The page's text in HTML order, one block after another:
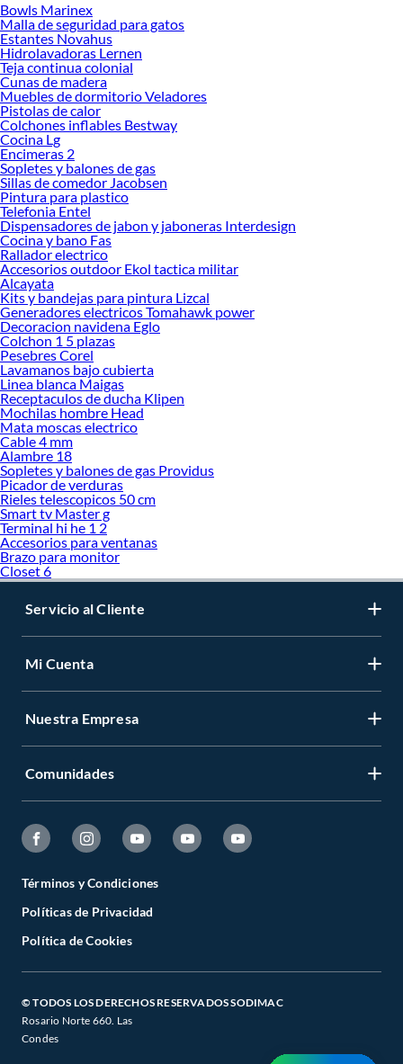
Desde remodelaciones hasta proyectos de decoración, estamos aquí para hacer
tus ideas realidad. ¡Visítanos y encuentra todo lo que tenemos para ofrecerte en
Cajas y maletas de herramientas!
Explora la variedad de productos de Cajas y maletas de herramientas
en Sodimac
Herramientas, materiales y accesorios de calidad para tus proyectos y
renovación de espacios. ¡Visítanos y descubre todo lo que tenemos para
ofrecerte!
Encuentra una amplia variedad de productos de Cajas y maletas de herramientas
en Sodimac. Encuentra todo lo necesario para tus proyectos de renovación y
decoración. ¡Visítanos y haz tus ideas realidad!
Bowls Marinex
Malla de seguridad para gatos
Estantes Novahus
Hidrolavadoras Lernen
Teja continua colonial
Cunas de madera
Muebles de dormitorio Veladores
Pistolas de calor
Colchones inflables Bestway
Cocina Lg
Encimeras 2
Sopletes y balones de gas
Sillas de comedor Jacobsen
Pintura para plastico
Telefonia Entel
Dispensadores de jabon y jaboneras Interdesign
Cocina y bano Fas
Rallador electrico
Accesorios outdoor Ekol tactica militar
Alcayata
Kits y bandejas para pintura Lizcal
Generadores electricos Tomahawk power
Decoracion navidena Eglo
Colchon 1 5 plazas
Pesebres Corel
Lavamanos bajo cubierta
Linea blanca Maigas
Receptaculos de ducha Klipen
Mochilas hombre Head
Mata moscas electrico
Cable 4 mm
Alambre 18
Sopletes y balones de gas Providus
Picador de verduras
Rieles telescopicos 50 cm
Smart tv Master g
Terminal hi he 1 2
Accesorios para ventanas
Brazo para monitor
Closet 6
Servicio al Cliente
Mi Cuenta
Nuestra Empresa
Comunidades
Términos y Condiciones
Políticas de Privacidad
Política de Cookies
© TODOS LOS DERECHOS RESERVADOS SODIMAC
Rosario Norte 660. Las
Condes